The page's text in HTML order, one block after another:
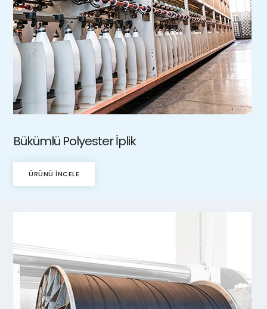
Bükümlü Polyester İplik
ÜRÜNÜ İNCELE